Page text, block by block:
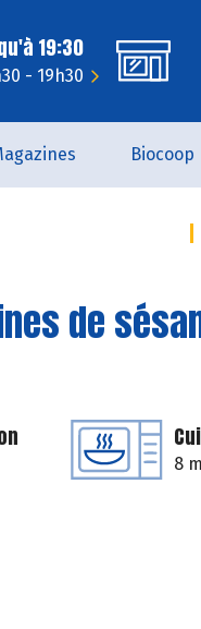
19:30
- 19h30
Biocoop
de
8